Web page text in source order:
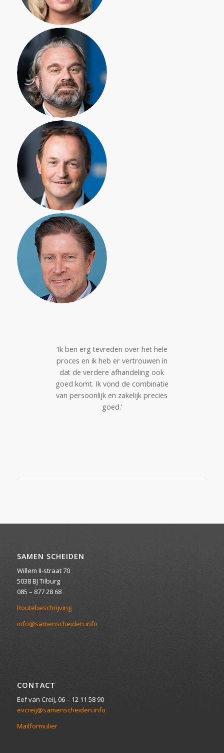
David Wildemans,
pensioenspecialist
Rob de Bont,
makelaar/taxateur
Ad Aarts,
hypotheekadviseur
‘Ik ben erg tevreden over het hele
proces en ik heb er vertrouwen in
dat de verdere afhandeling ook
goed komt. Ik vond de combinatie
van persoonlijk en zakelijk precies
goed.’
SAMEN SCHEIDEN
Willem II-straat 70
5038 BJ Tilburg
085 – 877 28 68
Routebeschrijving
info@samenscheiden.info
CONTACT
Eef van Creij, 06 – 12 11 58 90
evcreij@samenscheiden.info
Mailformulier